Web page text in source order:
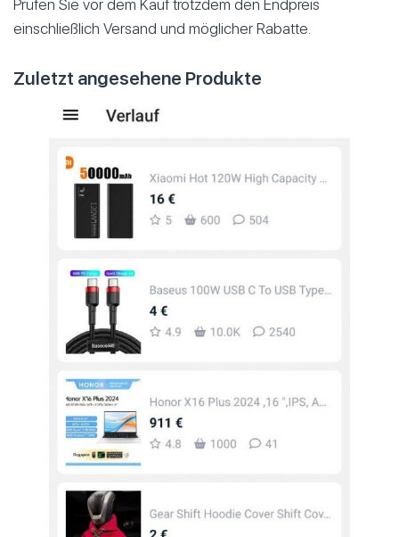
Prüfen Sie vor dem Kauf trotzdem den Endpreis
einschließlich Versand und möglicher Rabatte.
Zuletzt angesehene Produkte